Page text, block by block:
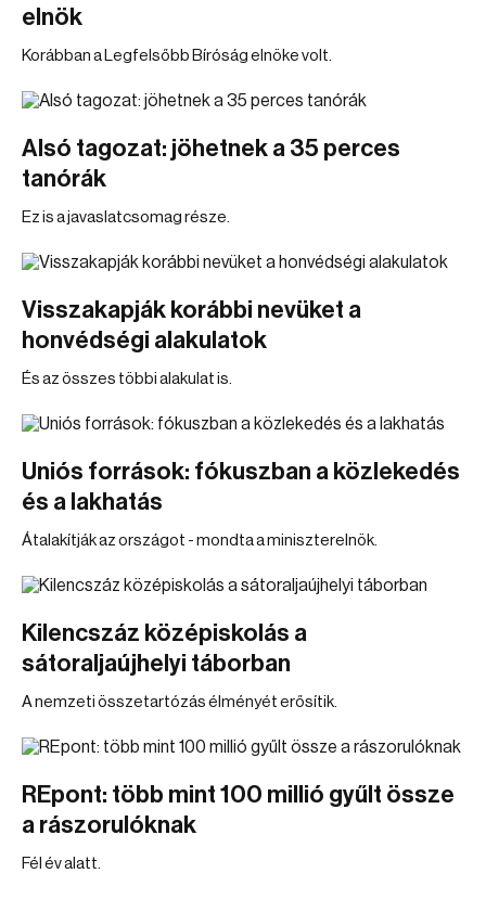
elnök
Korábban a Legfelsőbb Bíróság elnöke volt.
Alsó tagozat: jöhetnek a 35 perces
tanórák
Ez is a javaslatcsomag része.
Visszakapják korábbi nevüket a
honvédségi alakulatok
És az összes többi alakulat is.
Uniós források: fókuszban a közlekedés
és a lakhatás
Átalakítják az országot - mondta a miniszterelnök.
Kilencszáz középiskolás a
sátoraljaújhelyi táborban
A nemzeti összetartózás élményét erősítik.
REpont: több mint 100 millió gyűlt össze
a rászorulóknak
Fél év alatt.